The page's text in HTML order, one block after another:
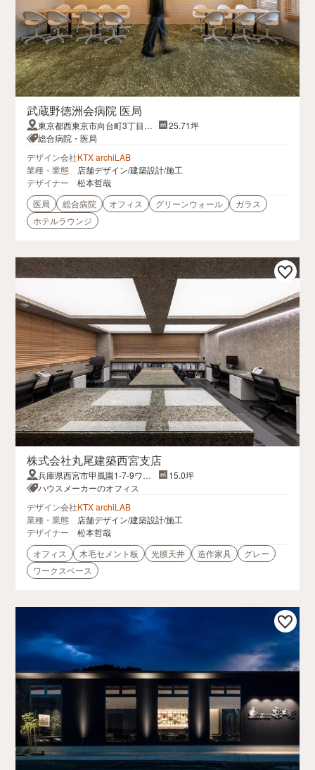
武蔵野徳洲会病院 医局
東京都西東京市向台町3丁目5
番48号
25.71坪
総合病院・医局
デザイン会社KTX archiLAB
業種・業態
店舗デザイン/建築設計/施工
デザイナー
松本哲哉
医局
総合病院 オフィス グリーンウォール
ガラス
ホテルラウンジ
株式会社丸尾建築西宮支店
兵庫県西宮市甲風園1-7-9ワー
クステージ西宮北口Ⅱ 301号室
15.0坪
ハウスメーカーのオフィス
デザイン会社KTX archiLAB
業種・業態
店舗デザイン/建築設計/施工
デザイナー
松本哲哉
オフィス
木毛セメント板 光膜天井 造作家具
グレー
ワークスペース